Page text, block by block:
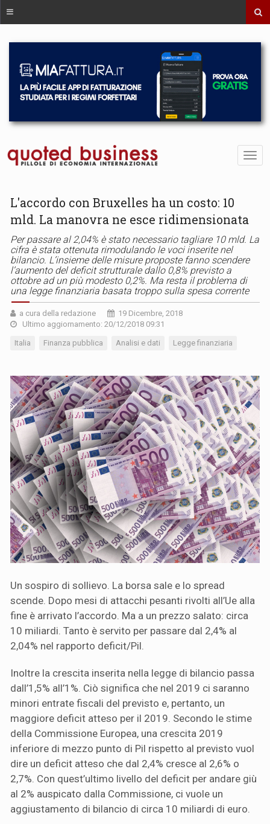
L'accordo con Bruxelles ha un costo: 10
mld. La manovra ne esce ridimensionata
Per passare al 2,04% è stato necessario tagliare 10 mld. La
cifra è stata ottenuta rimodulando le voci inserite nel
bilancio. L’insieme delle misure proposte fanno scendere
l’aumento del deficit strutturale dallo 0,8% previsto a
ottobre ad un più modesto 0,2%. Ma resta il problema di
una legge finanziaria basata troppo sulla spesa corrente
a cura della redazione
19 Dicembre, 2018
Ultimo aggiornamento: 20/12/2018 09:31
Italia Finanza pubblica Analisi e dati Legge finanziaria
Un sospiro di sollievo. La borsa sale e lo spread
scende. Dopo mesi di attacchi pesanti rivolti all’Ue alla
fine è arrivato l’accordo. Ma a un prezzo salato: circa
10 miliardi. Tanto è servito per passare dal 2,4% al
2,04% nel rapporto deficit/Pil.
Inoltre la crescita inserita nella legge di bilancio passa
dall’1,5% all’1%. Ciò significa che nel 2019 ci saranno
minori entrate fiscali del previsto e, pertanto, un
maggiore deficit atteso per il 2019. Secondo le stime
della Commissione Europea, una crescita 2019
inferiore di mezzo punto di Pil rispetto al previsto vuol
dire un deficit atteso che dal 2,4% cresce al 2,6% o
2,7%. Con quest’ultimo livello del deficit per andare giù
al 2% auspicato dalla Commissione, ci vuole un
aggiustamento di bilancio di circa 10 miliardi di euro.